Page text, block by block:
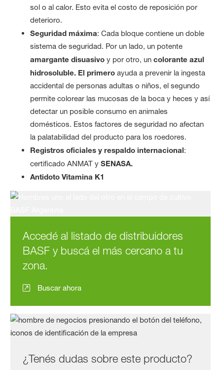
sol o al calor. Esto evita el costo de reposición por
deterioro.
Seguridad máxima: Cada bloque contiene un doble
sistema de seguridad. Por un lado, un potente
amargante disuasivo y por otro, uncolorante azul
hidrosoluble. El primeroayuda a prevenir la ingesta
accidental de personas adultas o niños, el segundo
permite colorear las mucosas de la boca y heces y así
detectar un posible consumo en animales
domésticos. Estos factores de seguridad no afectan
la palatabilidad del producto para los roedores.
Registros oficiales y respaldo internacional:
certificado ANMAT ySENASA.
Antidoto Vitamina K1
Accedé al listado de distribuidores
BASF y buscá el más cercano a tu
zona.
Buscar ahora
¿Tenés dudas sobre este producto?